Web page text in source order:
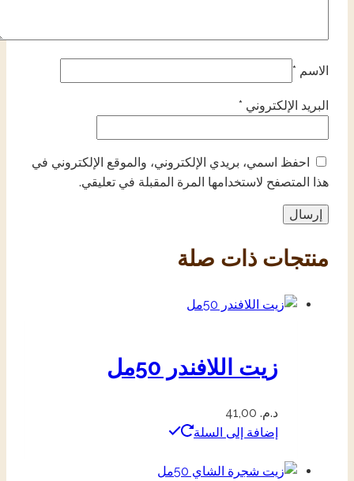
الاسم *
البريد الإلكتروني *
احفظ اسمي، بريدي الإلكتروني، والموقع الإلكتروني في
هذا المتصفح لاستخدامها المرة المقبلة في تعليقي.
منتجات ذات صلة
زيت اللافندر 50مل
د.م.
إضافة إلى السلة